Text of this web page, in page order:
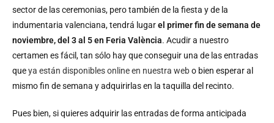
sector de las ceremonias, pero también de la fiesta y de la
indumentaria valenciana, tendrá lugarel primer fin de semana de
noviembre, del 3 al 5 en Feria València. Acudir a nuestro
certamen es fácil, tan sólo hay que conseguir una de las entradas
queya están disponibles online en nuestra webo bien esperar al
mismo fin de semana y adquirirlas en la taquilla del recinto.
Pues bien, si quieres adquirir las entradas de forma anticipada